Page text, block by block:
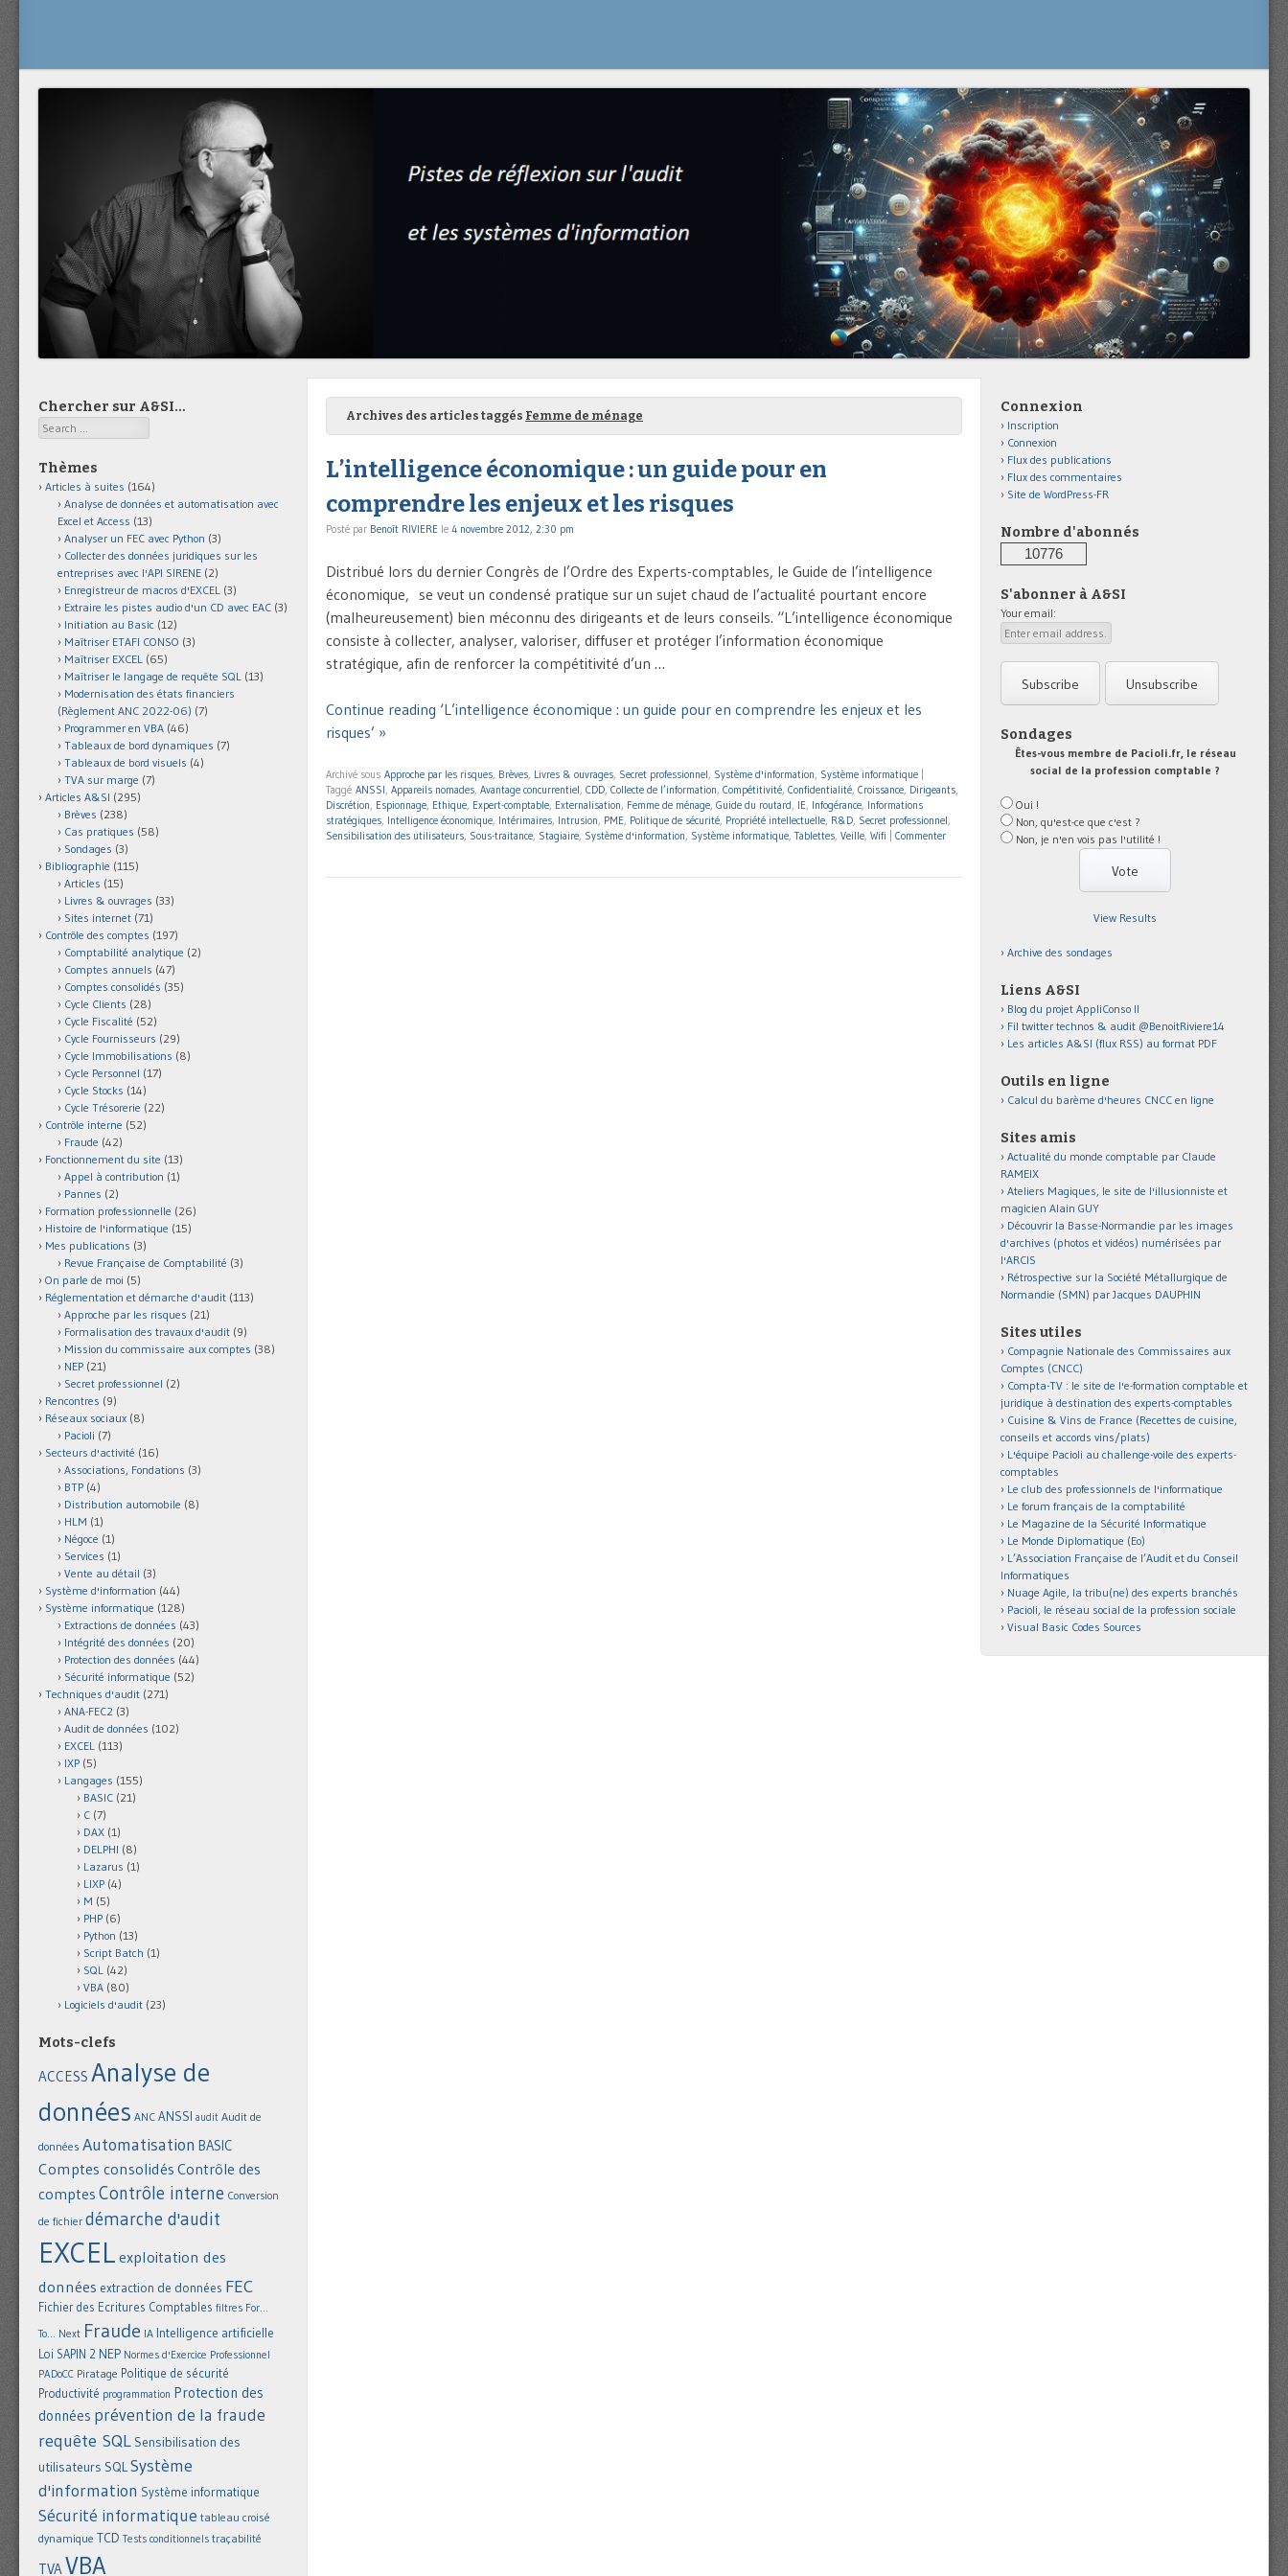
Archives des articles taggés Femme de ménage
L’intelligence économique : un guide pour en
comprendre les enjeux et les risques
Posté par Benoît RIVIERE le 4 novembre 2012, 2:30 pm
Distribué lors du dernier Congrès de l’Ordre des Experts-comptables, le Guide de l’intelligence
économique, se veut un condensé pratique sur un sujet chaud de l’actualité pourtant encore
(malheureusement) bien méconnu des dirigeants et de leurs conseils. “L’intelligence économique
consiste à collecter, analyser, valoriser, diffuser et protéger l’information économique
stratégique, afin de renforcer la compétitivité d’un …
Continue reading ‘L’intelligence économique : un guide pour en comprendre les enjeux et les
risques’ »
Archivé sous Approche par les risques, Brèves, Livres & ouvrages, Secret professionnel, Système d'information, Système informatique
Taggé ANSSI, Appareils nomades, Avantage concurrentiel, CDD, Collecte de l’information, Compétitivité, Confidentialité, Croissance, Dirigeants,
Discrétion, Espionnage, Ethique, Expert-comptable, Externalisation, Femme de ménage, Guide du routard, IE, Infogérance, Informations
stratégiques, Intelligence économique, Intérimaires, Intrusion, PME, Politique de sécurité, Propriété intellectuelle, R&D, Secret professionnel,
Sensibilisation des utilisateurs, Sous-traitance, Stagiaire, Système d'information, Système informatique, Tablettes, Veille, Wifi Commenter
Chercher sur A&SI…
Search
Thèmes
Articles à suites (164)
Analyse de données et automatisation avec
Excel et Access (13)
Analyser un FEC avec Python (3)
Collecter des données juridiques sur les
entreprises avec l'API SIRENE (2)
Enregistreur de macros d'EXCEL (3)
Extraire les pistes audio d'un CD avec EAC (3)
Initiation au Basic (12)
Maîtriser ETAFI CONSO (3)
Maîtriser EXCEL (65)
Maîtriser le langage de requête SQL (13)
Modernisation des états financiers
(Règlement ANC 2022-06) (7)
Programmer en VBA (46)
Tableaux de bord dynamiques (7)
Tableaux de bord visuels (4)
TVA sur marge (7)
Articles A&SI (295)
Brèves (238)
Cas pratiques (58)
Sondages (3)
Bibliographie (115)
Articles (15)
Livres & ouvrages (33)
Sites internet (71)
Contrôle des comptes (197)
Comptabilité analytique (2)
Comptes annuels (47)
Comptes consolidés (35)
Cycle Clients (28)
Cycle Fiscalité (52)
Cycle Fournisseurs (29)
Cycle Immobilisations (8)
Cycle Personnel (17)
Cycle Stocks (14)
Cycle Trésorerie (22)
Contrôle interne (52)
Fraude (42)
Fonctionnement du site (13)
Appel à contribution (1)
Pannes (2)
Formation professionnelle (26)
Histoire de l'informatique (15)
Mes publications (3)
Revue Française de Comptabilité (3)
On parle de moi (5)
Réglementation et démarche d'audit (113)
Approche par les risques (21)
Formalisation des travaux d'audit (9)
Mission du commissaire aux comptes (38)
NEP (21)
Secret professionnel (2)
Rencontres (9)
Réseaux sociaux (8)
Pacioli (7)
Secteurs d'activité (16)
Associations, Fondations (3)
BTP (4)
Distribution automobile (8)
HLM (1)
Négoce (1)
Services (1)
Vente au détail (3)
Système d'information (44)
Système informatique (128)
Extractions de données (43)
Intégrité des données (20)
Protection des données (44)
Sécurité informatique (52)
Techniques d'audit (271)
ANA-FEC2 (3)
Audit de données (102)
EXCEL (113)
IXP (5)
Langages (155)
BASIC (21)
C (7)
DAX (1)
DELPHI (8)
Lazarus (1)
LIXP (4)
M (5)
PHP (6)
Python (13)
Script Batch (1)
SQL (42)
VBA (80)
Logiciels d'audit (23)
Mots-clefs
ACCESS Analyse de
données ANC ANSSI audit Audit de
données Automatisation BASIC
Comptes consolidés Contrôle des
comptes Contrôle interne Conversion
de fichier démarche d'audit
EXCEL exploitation des
données extraction de données FEC
Fichier des Ecritures Comptables filtres For...
To... Next Fraude IA Intelligence artificielle
Loi SAPIN 2 NEP Normes d'Exercice Professionnel
PADoCC Piratage Politique de sécurité
Productivité programmation Protection des
données prévention de la fraude
requête SQL Sensibilisation des
utilisateurs SQLSystème
d'information Système informatique
Sécurité informatique tableau croisé
dynamique TCD Tests conditionnels traçabilité
TVAVBA
Connexion
Inscription
Connexion
Flux des publications
Flux des commentaires
Site de WordPress-FR
Nombre d'abonnés
10776
S'abonner à A&SI
Your email:
Sondages
Êtes-vous membre de Pacioli.fr, le réseau
social de la profession comptable ?
Oui !
Non, qu'est-ce que c'est ?
Non, je n'en vois pas l'utilité !
View Results
Archive des sondages
Liens A&SI
Blog du projet AppliConso II
Fil twitter technos & audit @BenoitRiviere14
Les articles A&SI (flux RSS) au format PDF
Outils en ligne
Calcul du barème d'heures CNCC en ligne
Sites amis
Actualité du monde comptable par Claude
RAMEIX
Ateliers Magiques, le site de l'illusionniste et
magicien Alain GUY
Découvrir la Basse-Normandie par les images
d'archives (photos et vidéos) numérisées par
l'ARCIS
Rétrospective sur la Société Métallurgique de
Normandie (SMN) par Jacques DAUPHIN
Sites utiles
Compagnie Nationale des Commissaires aux
Comptes (CNCC)
Compta-TV : le site de l'e-formation comptable et
juridique à destination des experts-comptables
Cuisine & Vins de France (Recettes de cuisine,
conseils et accords vins/plats)
L'équipe Pacioli au challenge-voile des experts-
comptables
Le club des professionnels de l'informatique
Le forum français de la comptabilité
Le Magazine de la Sécurité Informatique
Le Monde Diplomatique (Eo)
L’Association Française de l’Audit et du Conseil
Informatiques
Nuage Agile, la tribu(ne) des experts branchés
Pacioli, le réseau social de la profession sociale
Visual Basic Codes Sources